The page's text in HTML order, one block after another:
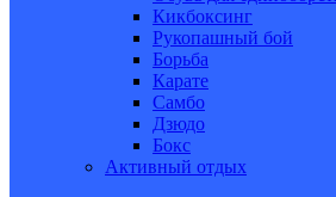
Кикбоксинг
Рукопашный бой
Борьба
Карате
Самбо
Дзюдо
Бокс
Активный отдых